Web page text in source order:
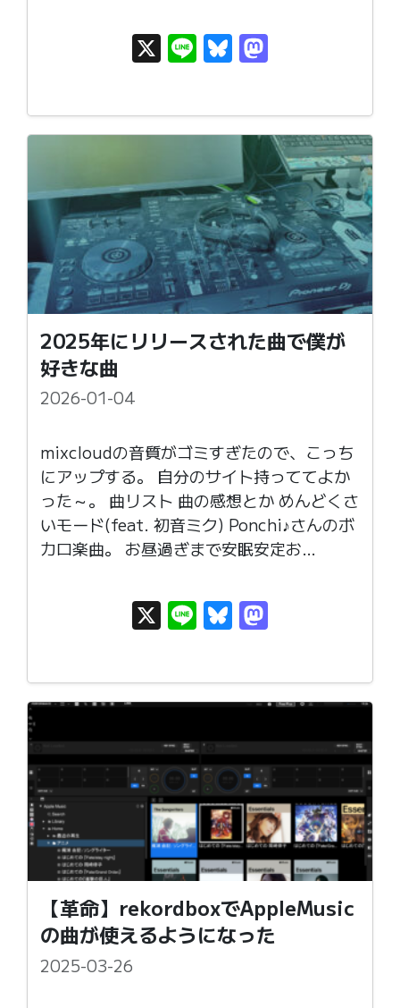
X Li
n
e
Bl
u
e
s
k
y
t
o
d
o
n
2025年にリリースされた曲で僕が
好きな曲
2026-01-04
mixcloudの音質がゴミすぎたので、こっち
にアップする。 自分のサイト持っててよか
った～。 曲リスト 曲の感想とか めんどくさ
いモード(feat. 初音ミク) Ponchi♪さんのボ
カロ楽曲。 お昼過ぎまで安眠安定お…
X Li
e
Bl
e
s
k
y
t
o
d
o
n
【革命】rekordboxで‎AppleMusic
の曲が使えるようになった
2025-03-26